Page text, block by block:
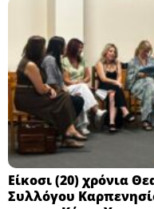
Eίκοσι (20) χρόνια
Συλλόγου